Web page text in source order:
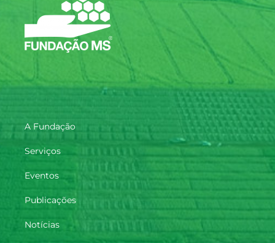
A Fundação
Serviços
Eventos
Publicações
Notícias